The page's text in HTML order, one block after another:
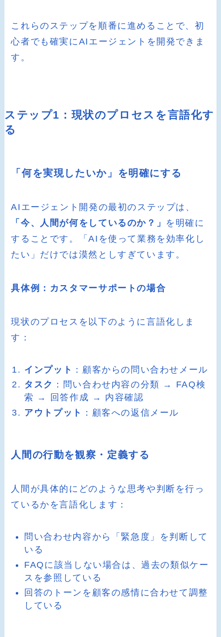
これらのステップを順番に進めることで、初
心者でも確実にAIエージェントを開発できま
す。
ステップ1：現状のプロセスを言語化す
る
「何を実現したいか」を明確にする
AIエージェント開発の最初のステップは、
「今、人間が何をしているのか？」 を明確に
することです。「AIを使って業務を効率化し
たい」だけでは漠然としすぎています。
具体例：カスタマーサポートの場合
現状のプロセスを以下のように言語化しま
す：
インプット ：顧客からの問い合わせメール
タスク ：問い合わせ内容の分類 → FAQ検
索 → 回答作成 → 内容確認
アウトプット
：顧客への返信メール
人間の行動を観察・定義する
人間が具体的にどのような思考や判断を行っ
ているかを言語化します：
問い合わせ内容から「緊急度」を判断して
いる
FAQに該当しない場合は、過去の類似ケー
スを参照している
回答のトーンを顧客の感情に合わせて調整
している